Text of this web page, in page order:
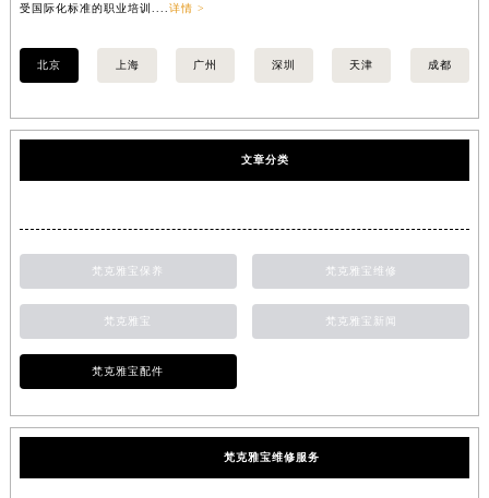
受国际化标准的职业培训.... 详情 >
北京 上海 广州 深圳 天津 成都
文章分类
梵克雅宝保养 梵克雅宝维修
梵克雅宝 梵克雅宝新闻
梵克雅宝配件
梵克雅宝维修服务